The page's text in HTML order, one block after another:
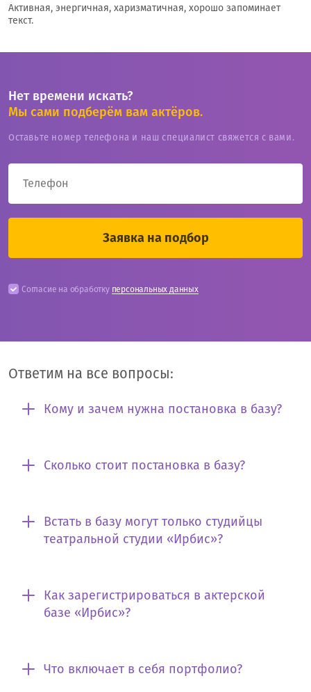
Активная, энергичная, харизматичная, хорошо запоминает
текст.
Нет времени искать?
Мы сами подберём вам актёров.
Оставьте номер телефона и наш специалист свяжется с вами.
Согласие на обработку персональных данных
Ответим на все вопросы:
Кому и зачем нужна постановка в базу?
Сколько стоит постановка в базу?
Встать в базу могут только студийцы
театральной студии «Ирбис»?
Как зарегистрироваться в актерской
базе «Ирбис»?
Что включает в себя портфолио?